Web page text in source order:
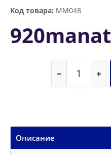
Код товара: MM048
920manat
Описание